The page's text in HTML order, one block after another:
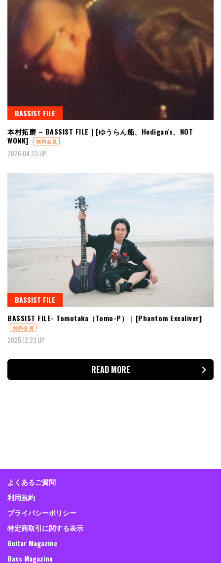
BASSIST FILE
本村拓磨 – BASSIST FILE｜[ゆうらん船、Hedigan's、NOT
WONK]
無料会員
2026.04.23 UP
BASSIST FILE
BASSIST FILE- Tomotaka（Tomo-P）｜[Phantom Excaliver]
無料会員
2025.12.23 UP
READ MORE
よくあるご質問
利用規約
プライバシーポリシー
特定商取引に関する表示
Guitar Magazine
Bass Magazine